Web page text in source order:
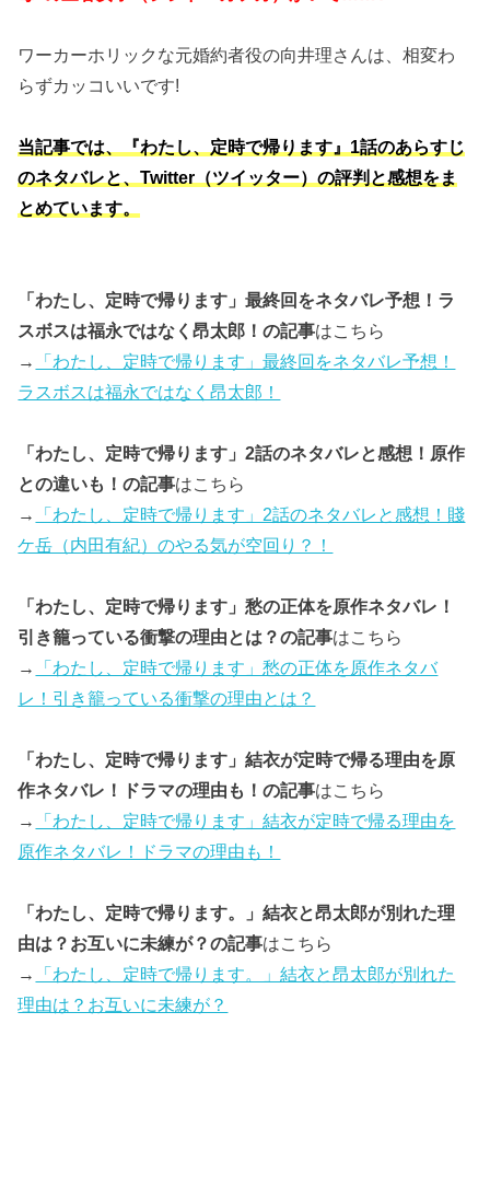
ワーカーホリックな元婚約者役の向井理さんは、相変わ
らずカッコいいです!
当記事では、『わたし、定時で帰ります』1話のあらすじ
のネタバレと、Twitter（ツイッター）の評判と感想をま
とめています。
「わたし、定時で帰ります」最終回をネタバレ予想！ラ
スボスは福永ではなく昂太郎！の記事はこちら
→
「わたし、定時で帰ります」最終回をネタバレ予想！
ラスボスは福永ではなく昂太郎！
「わたし、定時で帰ります」2話のネタバレと感想！原作
との違いも！の記事はこちら
→
「わたし、定時で帰ります」2話のネタバレと感想！賤
ケ岳（内田有紀）のやる気が空回り？！
「わたし、定時で帰ります」愁の正体を原作ネタバレ！
引き籠っている衝撃の理由とは？の記事はこちら
→
「わたし、定時で帰ります」愁の正体を原作ネタバ
レ！引き籠っている衝撃の理由とは？
「わたし、定時で帰ります」結衣が定時で帰る理由を原
作ネタバレ！ドラマの理由も！の記事はこちら
→
「わたし、定時で帰ります」結衣が定時で帰る理由を
原作ネタバレ！ドラマの理由も！
「わたし、定時で帰ります。」結衣と昂太郎が別れた理
由は？お互いに未練が？の記事はこちら
→
「わたし、定時で帰ります。」結衣と昂太郎が別れた
理由は？お互いに未練が？